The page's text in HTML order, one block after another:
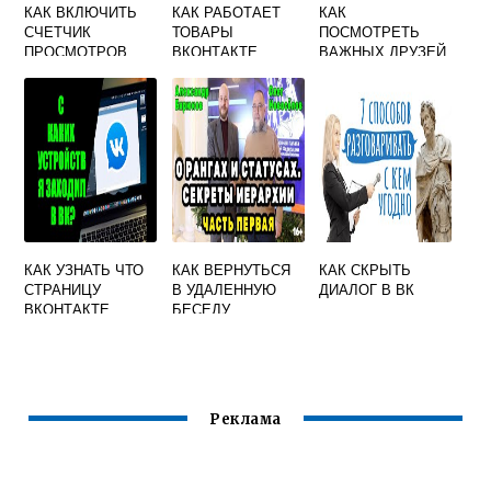
КАК ВКЛЮЧИТЬ
СЧЕТЧИК
ПРОСМОТРОВ
КАК РАБОТАЕТ
ТОВАРЫ
ВКОНТАКТЕ
КАК
ПОСМОТРЕТЬ
ВАЖНЫХ ДРУЗЕЙ
КАК УЗНАТЬ ЧТО
СТРАНИЦУ
ВКОНТАКТЕ
КАК ВЕРНУТЬСЯ
В УДАЛЕННУЮ
БЕСЕДУ
КАК СКРЫТЬ
ДИАЛОГ В ВК
Реклама